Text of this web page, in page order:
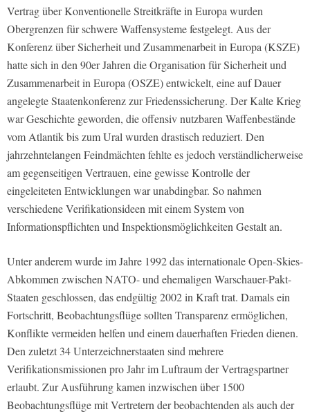
Vertrag über Konventionelle Streitkräfte in Europa wurden
Obergrenzen für schwere Waffensysteme festgelegt. Aus der
Konferenz über Sicherheit und Zusammenarbeit in Europa (KSZE)
hatte sich in den 90er Jahren die Organisation für Sicherheit und
Zusammenarbeit in Europa (OSZE) entwickelt, eine auf Dauer
angelegte Staatenkonferenz zur Friedenssicherung. Der Kalte Krieg
war Geschichte geworden, die offensiv nutzbaren Waffenbestände
vom Atlantik bis zum Ural wurden drastisch reduziert. Den
jahrzehntelangen Feindmächten fehlte es jedoch verständlicherweise
am gegenseitigen Vertrauen, eine gewisse Kontrolle der
eingeleiteten Entwicklungen war unabdingbar. So nahmen
verschiedene Verifikationsideen mit einem System von
Informationspflichten und Inspektionsmöglichkeiten Gestalt an.
Unter anderem wurde im Jahre 1992 das internationale Open-Skies-
Abkommen zwischen NATO- und ehemaligen Warschauer-Pakt-
Staaten geschlossen, das endgültig 2002 in Kraft trat. Damals ein
Fortschritt, Beobachtungsflüge sollten Transparenz ermöglichen,
Konflikte vermeiden helfen und einem dauerhaften Frieden dienen.
Den zuletzt 34 Unterzeichnerstaaten sind mehrere
Verifikationsmissionen pro Jahr im Luftraum der Vertragspartner
erlaubt. Zur Ausführung kamen inzwischen über 1500
Beobachtungsflüge mit Vertretern der beobachtenden als auch der